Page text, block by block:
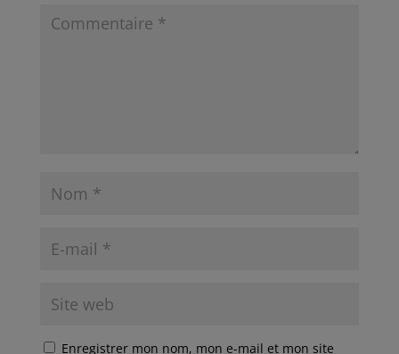
Enregistrer mon nom, mon e-mail et mon site